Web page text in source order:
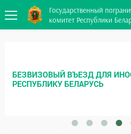
Государственный
комитет Республики
БЕЗВИЗОВЫЙ ВЪЕЗД ДЛЯ
РЕСПУБЛИКУ БЕЛАРУСЬ